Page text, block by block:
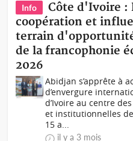
Info
Côte d'Ivoire :
coopération et
terrain
de la francophonie
2026
Abidjan s’apprête à
d’envergure
d’Ivoire au centre
et institutionnelles
15 a...
il y a 3 mois